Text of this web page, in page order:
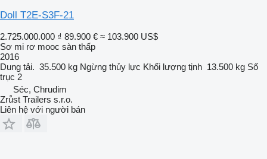
Doll T2E-S3F-21
2.725.000.000 ₫ 89.900 € ≈ 103.900 US$
Sơ mi rơ mooc sàn thấp
2016
Dung tải. 35.500 kg Ngừng thủy lực Khối lượng tịnh 13.500 kg Số
trục 2
Séc, Chrudim
Zrůst Trailers s.r.o.
Liên hệ với người bán